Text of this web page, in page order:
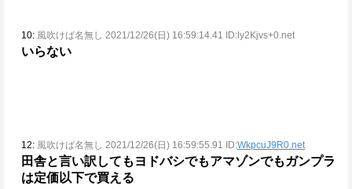
10: 風吹けば名無し 2021/12/26(日) 16:59:14.41 ID:ly2Kjvs+0.net
いらない
12: 風吹けば名無し 2021/12/26(日) 16:59:55.91 ID:WkpcuJ9R0.net
田舎と言い訳してもヨドバシでもアマゾンでもガンプラ
は定価以下で買える